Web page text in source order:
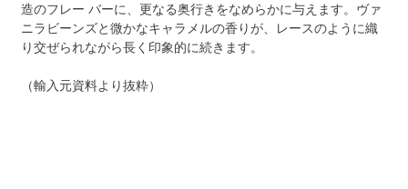
造のフレー バーに、更なる奥行きをなめらかに与えます。ヴァ
ニラビーンズと微かなキャラメルの香りが、レースのように織
り交ぜられながら長く印象的に続きます。
（輸入元資料より抜粋）